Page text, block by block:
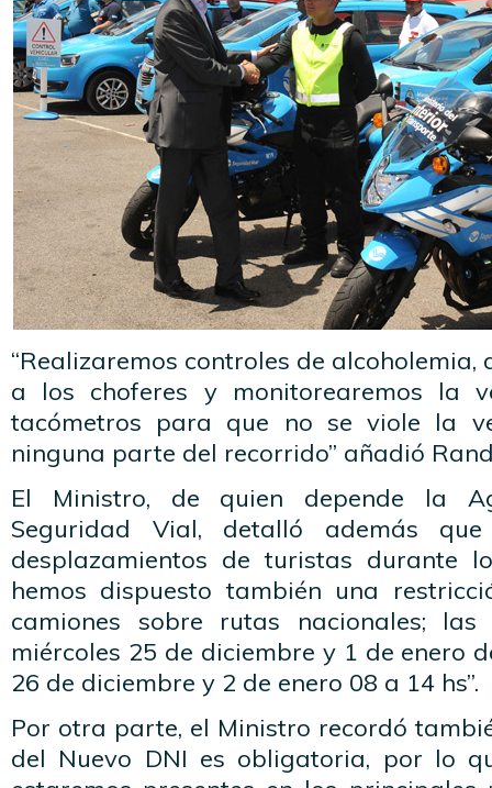
“Realizaremos controles de alcoholemia,
a los choferes y monitorearemos la
tacómetros para que no se viole la
ninguna parte del recorrido” añadió
El Ministro, de quien depende la
Seguridad Vial, detalló además
desplazamientos de turistas durante
hemos dispuesto también una
camiones sobre rutas nacionales;
miércoles 25 de diciembre y 1 de enero
26 de diciembre y 2 de enero 08 a 14 hs”.
Por otra parte, el Ministro recordó
del Nuevo DNI es obligatoria, por lo